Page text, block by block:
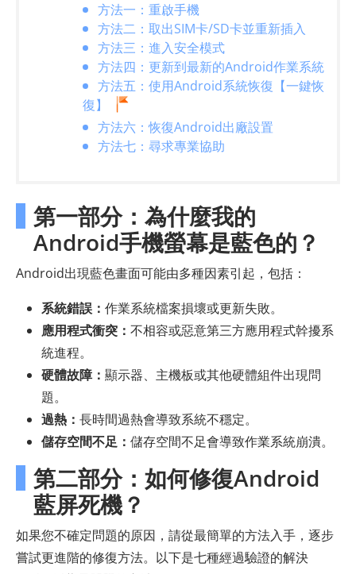
方法一：重啟手機
方法二：取出SIM卡/SD卡並重新插入
方法三：進入安全模式
方法四：更新到最新的Android作業系統
方法五：使用Android系統恢復【一鍵恢
復】
方法六：恢復Android出廠設置
方法七：尋求專業協助
第一部分：為什麼我的
Android手機螢幕是藍色的？
Android出現藍色畫面可能由多種因素引起，包括：
系統錯誤： 作業系統檔案損壞或更新失敗。
應用程式衝突： 不相容或惡意第三方應用程式幹擾系
統進程。
硬體故障： 顯示器、主機板或其他硬體組件出現問
題。
過熱： 長時間過熱會導致系統不穩定。
儲存空間不足： 儲存空間不足會導致作業系統崩潰。
第二部分：如何修復Android
藍屏死機？
如果您不確定問題的原因，請從最簡單的方法入手，逐步
嘗試更進階的修復方法。以下是七種經過驗證的解決